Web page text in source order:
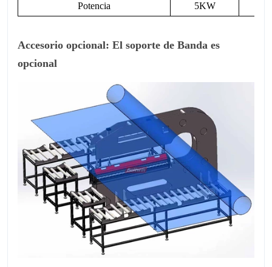
Potencia
5KW
Accesorio opcional: El soporte de Banda es
opcional